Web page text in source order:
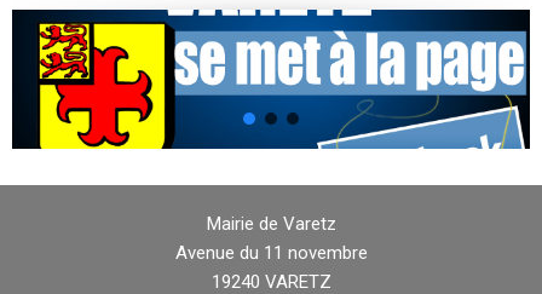
Mairie de Varetz
Avenue du 11 novembre
19240 VARETZ